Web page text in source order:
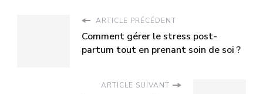
ARTICLE PRÉCÉDENT
Comment gérer le stress post-
partum tout en prenant soin de soi ?
ARTICLE SUIVANT